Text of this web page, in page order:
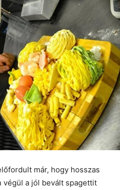
már, hogy hosszas
végül a jól bevált spagettit